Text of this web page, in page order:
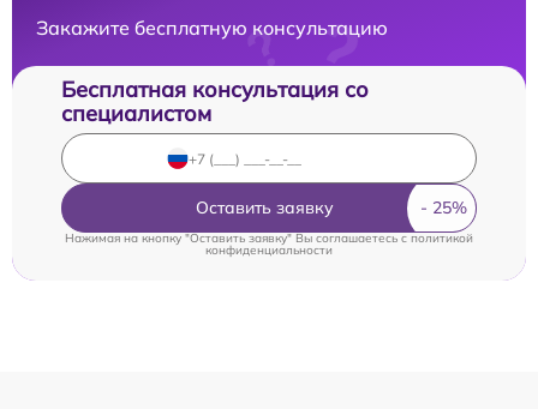
Закажите бесплатную консультацию
Бесплатная консультация со
специалистом
Оставить заявку
Нажимая на кнопку "Оставить заявку" Вы соглашаетесь c политикой
конфиденциальности